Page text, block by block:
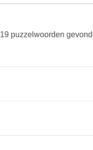
19 puzzelwoorden